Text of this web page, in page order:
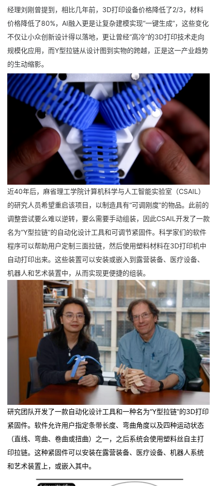
经理刘刚曾提到，相比几年前，3D打印设备价格降低了2/3，材料
价格降低了80%，AI融入更是让复杂建模实现“一键生成”，这些变化
不仅让小众创新设计得以落地，更让曾经“高冷”的3D打印技术走向
规模化应用，而Y型拉链从设计图到实物的跨越，正是这一产业趋势
的生动缩影。
近40年后，麻省理工学院计算机科学与人工智能实验室（CSAIL）
的研究人员希望重启该项目，以制造具有“可调刚度”的物品。此前的
调整尝试要么难以逆转，要么需要手动组装，因此CSAIL开发了一款
名为“Y型拉链”的自动化设计工具和可调节紧固件。科学家们的软件
程序可以帮助用户定制三面拉链，然后使用塑料材料在3D打印机中
自动打印出来。这些装置可以安装或嵌入到露营装备、医疗设备、
机器人和艺术装置中，从而实现更便捷的组装。
研究团队开发了一款自动化设计工具和一种名为“Y型拉链”的3D打印
紧固件。软件允许用户指定条带长度、弯曲角度以及四种运动状态
（直线、弯曲、卷曲或扭曲）之一，之后系统会使用塑料丝自主打
印拉链。这种紧固件可以安装在露营装备、医疗设备、机器人系统
和艺术装置上，或嵌入其中。